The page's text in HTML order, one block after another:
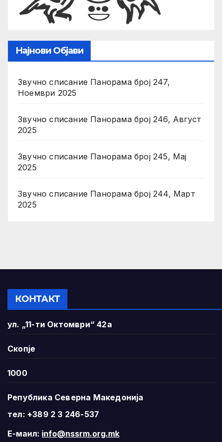
Најнови Објави
Звучно списание Панорама број 247,
Ноември 2025
Звучно списание Панорама број 246, Август
2025
Звучно списание Панорама број 245, Мај
2025
Звучно списание Панорама број 244, Март
2025
КОНТАКТ
ул. „11-ти Октомври“ 42а
Скопје
1000
Република Северна Македонија
тел: +389 2 3 246-537
Е-маил: info@nssrm.org.mk